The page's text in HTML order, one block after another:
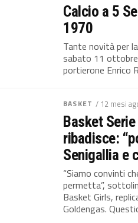
Calcio a 5
1970
Tante novità per
sabato 11 ottobre
portierone Enrico
BASKET / 12 mesi
Basket
ribadisce:
Senigallia e
“Siamo convinti
permetta”,
Basket Girls,
Goldengas.